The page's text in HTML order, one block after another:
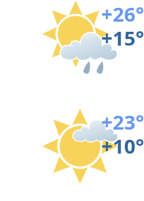
+26°
+15°
+23°
+10°